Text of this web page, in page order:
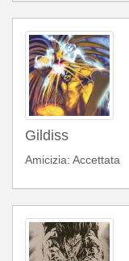
Gildiss
Amicizia: Accettata